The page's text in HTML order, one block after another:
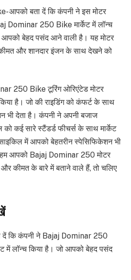
आपको बता दें कि कंपनी ने इस मोटर
Dominar 250 Bike मार्केट में लॉन्च
आपको बेहद पसंद आने वाली है। यह मोटर
और शानदार इंजन के साथ देखने को
250 Bike टूरिंग ओरिएंटेड मोटर
है। जो की राइडिंग को कंफर्ट के साथ
भी देता है। कंपनी ने अपनी बजाज
को कई सारे स्टैंडर्ड फीचर्स के साथ मार्केट
में आपको बेहतरीन स्पेसिफिकेशन भी
आपको Bajaj Dominar 250 मोटर
कीमत के बारे में बताने वाले हैं, तो चलिए
दें कि कंपनी ने Bajaj Dominar 250
में लॉन्च किया है। जो आपको बेहद पसंद